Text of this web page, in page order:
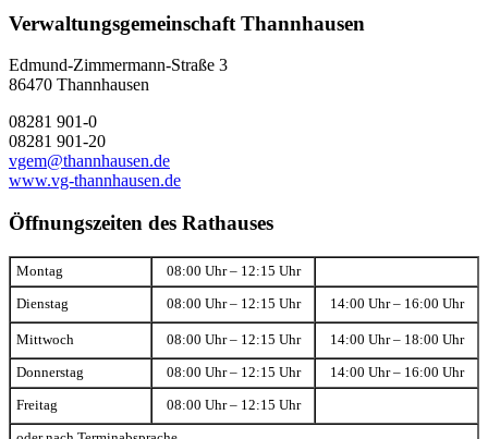
Verwaltungsgemeinschaft Thannhausen
Edmund-Zimmermann-Straße 3
86470 Thannhausen
08281 901-0
08281 901-20
vgem@thannhausen.de
www.vg-thannhausen.de
Öffnungszeiten des Rathauses
Montag 08:00 Uhr – 12:15 Uhr
Dienstag 08:00 Uhr – 12:15 Uhr 14:00 Uhr – 16:00 Uhr
Mittwoch 08:00 Uhr – 12:15 Uhr 14:00 Uhr – 18:00 Uhr
Donnerstag 08:00 Uhr – 12:15 Uhr 14:00 Uhr – 16:00 Uhr
Freitag 08:00 Uhr – 12:15 Uhr